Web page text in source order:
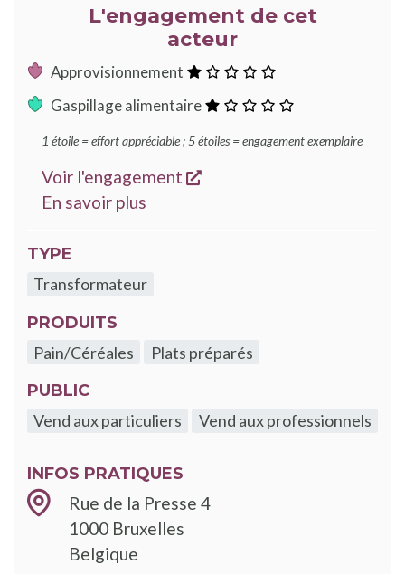
L'engagement de cet
acteur
Approvisionnement
étoile
Gaspillage alimentaire
étoile
1 étoile = effort appréciable ; 5 étoiles = engagement exemplaire
Voir l'engagement
s'ouvre dans une
En savoir plus
TYPE
Transformateur
PRODUITS
Pain/Céréales
Plats préparés
PUBLIC
Vend aux particuliers
Vend aux professionnels
INFOS PRATIQUES
Rue de la Presse 4
1000 Bruxelles
Belgique